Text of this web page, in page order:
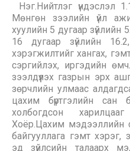
Нэг.Нийтлэг үндэслэл
Мөнгөн зээлийн үйл
хуулийн 5 дугаар зүйлийн
16 дугаар зүйлийн
хэрэгжилтийг хангах,
сэргийлэх, иргэдийн
зээлдүүлэх газрын эрх
зөрчлийн улмаас
цахим бүртгэлийн сан
холбогдсон
Хоёр.Цахим мэдээллийн
байгууллага гэмт хэрэг,
эд зүйлсийн талаарх